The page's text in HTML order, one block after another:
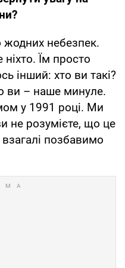
жодних небезпек.
Їм просто
інший: хто ви такі?
ви – наше минуле.
у 1991 році. Ми
не розумієте, що це
позбавимо